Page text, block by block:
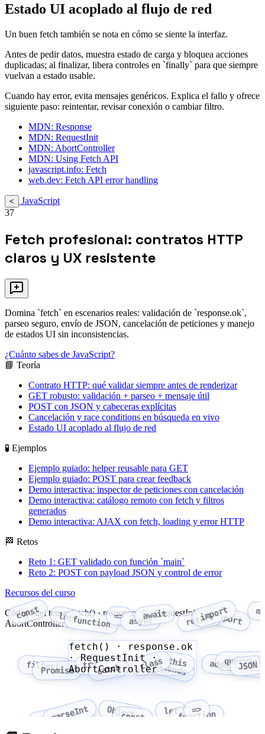
Estado UI acoplado al flujo de red
Un buen fetch también se nota en cómo se siente la interfaz.
Antes de pedir datos, muestra estado de carga y bloquea acciones
duplicadas; al finalizar, libera controles en `finally` para que siempre
vuelvan a estado usable.
Cuando hay error, evita mensajes genéricos. Explica el fallo y ofrece
siguiente paso: reintentar, revisar conexión o cambiar filtro.
MDN: Response
MDN: RequestInit
MDN: AbortController
MDN: Using Fetch API
javascript.info: Fetch
web.dev: Fetch API error handling
<
JavaScript
37
Fetch profesional: contratos HTTP
claros y UX resistente
Domina `fetch` en escenarios reales: validación de `response.ok`,
parseo seguro, envío de JSON, cancelación de peticiones y manejo
de estados UI sin inconsistencias.
¿Cuánto sabes de JavaScript?
📘 Teoría
Contrato HTTP: qué validar siempre antes de renderizar
GET robusto: validación + parseo + mensaje útil
POST con JSON y cabeceras explícitas
Cancelación y race conditions en búsqueda en vivo
Estado UI acoplado al flujo de red
🧪 Ejemplos
Ejemplo guiado: helper reusable para GET
Ejemplo guiado: POST para crear feedback
Demo interactiva: inspector de peticiones con cancelación
Demo interactiva: catálogo remoto con fetch y filtros
generados
Demo interactiva: AJAX con fetch, loading y error HTTP
🏁 Retos
Reto 1: GET validado con función `main`
Reto 2: POST con payload JSON y control de error
Recursos del curso
Código del tema: fetch() · response.ok · RequestInit ·
AbortController
const letfunction => asyncawait returnimportexport
filter()
Promise
trycatch classextends
this JSON
fetch
parseInt
Array Object
const letfunction
=>
fetch() · response.ok
· RequestInit ·
AbortController